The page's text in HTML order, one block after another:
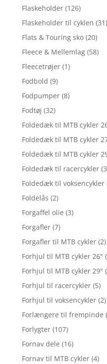
Flaskeholder (126)
Flaskeholder til cyklen (31)
Flats & Touring sko (20)
Fleece & Mellemlag (58)
Fleecetrøjer (1)
Fodbold (9)
Fodpumper (8)
Fodtøj (32)
Foldedæk til MTB cykler
Foldedæk til MTB cykler
Foldedæk til MTB cykler
Foldedæk til racercykler
Foldedæk til voksencykler
Foldelås (2)
Forgaffel olie (3)
Forgafler (7)
Forgafler til MTB cykler (2)
Forhjul til MTB cykler 26"
Forhjul til MTB cykler 29"
Forhjul til racercykler (5)
Forhjul til voksencykler (2)
Forlængere til frempinde
Forlygter (107)
Fornav dele (16)
Fornav til MTB cykler (4)